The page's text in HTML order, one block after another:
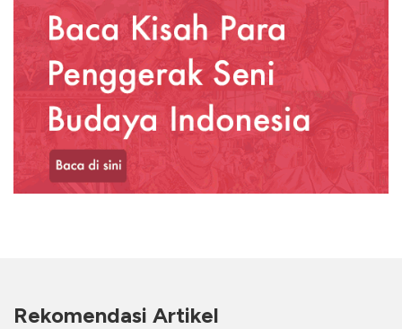
Rekomendasi Artikel